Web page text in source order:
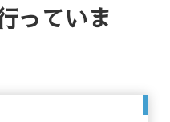
っていま